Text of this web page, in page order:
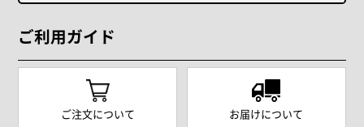
ご利用ガイド
ご注文について お届けについて